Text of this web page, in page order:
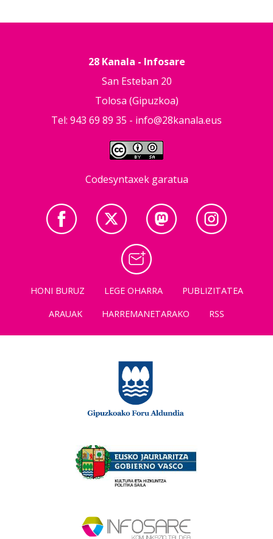
28 Kanala - Infosare
San Esteban 20
Tolosa (Gipuzkoa)
Tel: 943 69 89 35 - info@28kanala.eus
Codesyntaxek garatua
HONI BURUZ LEGE OHARRA
PUBLIZITATEA
ARAUAK
HARREMANETARAKO RSS